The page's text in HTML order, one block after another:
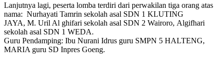
Lanjutnya lagi, peserta lomba terdiri dari perwakilan tiga orang atas
nama: Nurhayati Tamrin sekolah asal SDN 1 KLUTING
JAYA, M. Uril Al ghifari sekolah asal SDN 2 Wairoro, Algifhari
sekolah asal SDN 1 WEDA.
Guru Pendamping: Ibu Nurani Idrus guru SMPN 5 HALTENG,
MARIA guru SD Inpres Goeng.